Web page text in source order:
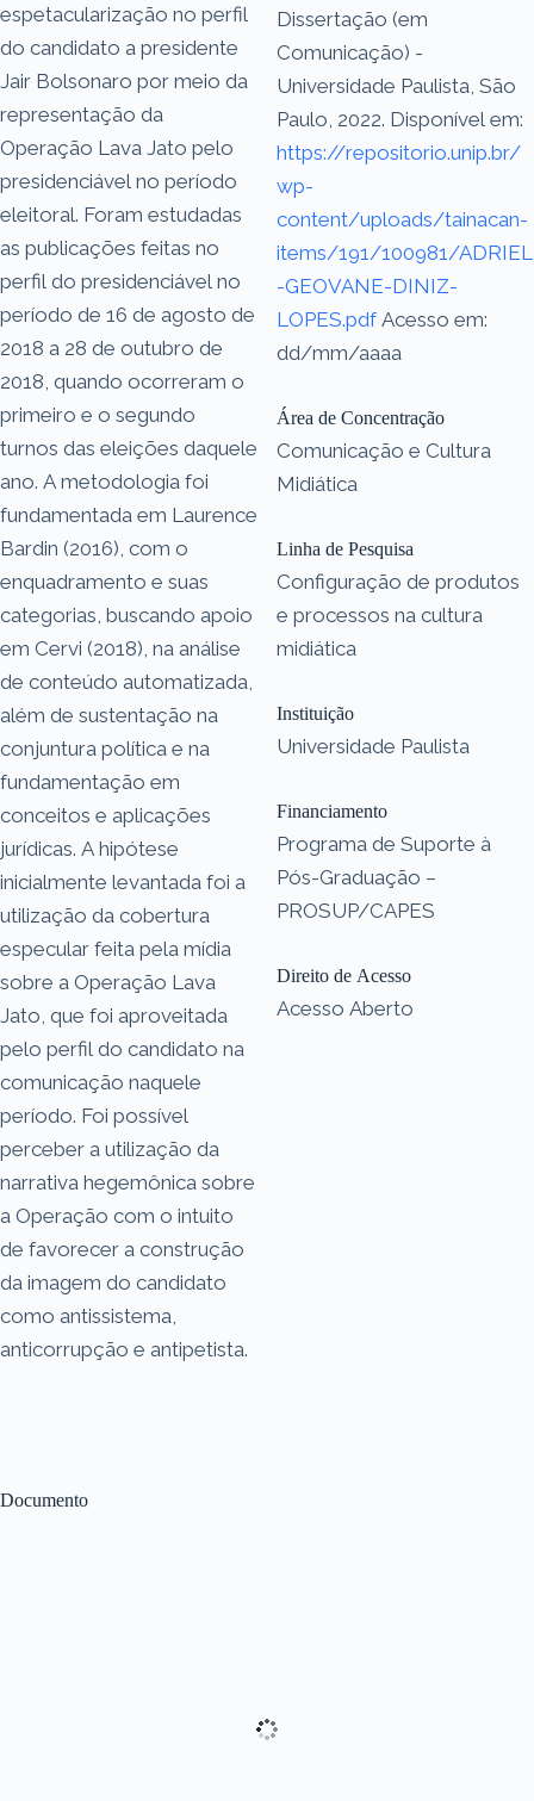
Documento
espetacularização no perfil
do candidato a presidente
Jair Bolsonaro por meio da
representação da
Operação Lava Jato pelo
presidenciável no período
eleitoral. Foram estudadas
as publicações feitas no
perfil do presidenciável no
período de 16 de agosto de
2018 a 28 de outubro de
2018, quando ocorreram o
primeiro e o segundo
turnos das eleições daquele
ano. A metodologia foi
fundamentada em Laurence
Bardin (2016), com o
enquadramento e suas
categorias, buscando apoio
em Cervi (2018), na análise
de conteúdo automatizada,
além de sustentação na
conjuntura política e na
fundamentação em
conceitos e aplicações
jurídicas. A hipótese
inicialmente levantada foi a
utilização da cobertura
especular feita pela mídia
sobre a Operação Lava
Jato, que foi aproveitada
pelo perfil do candidato na
comunicação naquele
período. Foi possível
perceber a utilização da
narrativa hegemônica sobre
a Operação com o intuito
de favorecer a construção
da imagem do candidato
como antissistema,
anticorrupção e antipetista.
Dissertação (em
Comunicação) -
Universidade Paulista, São
Paulo, 2022. Disponível em:
https://repositorio.unip.br/
wp-
content/uploads/tainacan-
items/191/100981/ADRIEL
-GEOVANE-DINIZ-
LOPES.pdfAcesso em:
dd/mm/aaaa
Área de Concentração
Comunicação e Cultura
Midiática
Linha de Pesquisa
Configuração de produtos
e processos na cultura
midiática
Instituição
Universidade Paulista
Financiamento
Programa de Suporte à
Pós-Graduação –
PROSUP/CAPES
Direito de Acesso
Acesso Aberto